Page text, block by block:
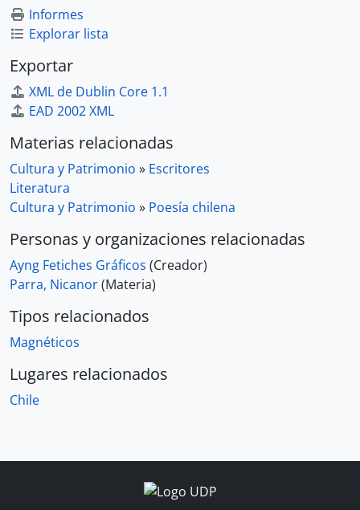
Informes
Explorar lista
Exportar
XML de Dublin Core 1.1
EAD 2002 XML
Materias relacionadas
Cultura y Patrimonio » Escritores
Literatura
Cultura y Patrimonio » Poesía chilena
Personas y organizaciones relacionadas
Ayng Fetiches Gráficos (Creador)
Parra, Nicanor(Materia)
Tipos relacionados
Magnéticos
Lugares relacionados
Chile